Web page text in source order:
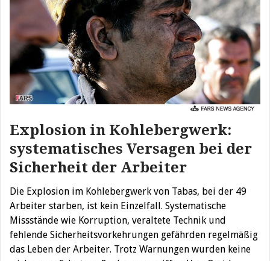
Explosion in Kohlebergwerk:
systematisches Versagen bei der
Sicherheit der Arbeiter
Die Explosion im Kohlebergwerk von Tabas, bei der 49
Arbeiter starben, ist kein Einzelfall. Systematische
Missstände wie Korruption, veraltete Technik und
fehlende Sicherheitsvorkehrungen gefährden regelmäßig
das Leben der Arbeiter. Trotz Warnungen wurden keine